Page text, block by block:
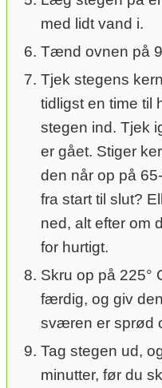
med lidt vand i.
Tænd ovnen på
Tjek stegens
tidligst en time til
stegen ind. Tjek
er gået. Stiger
den når op på
fra start til slut?
ned, alt efter om
for hurtigt.
Skru op på 225°
færdig, og giv
sværen er sprød
Tag stegen ud,
minutter, før du